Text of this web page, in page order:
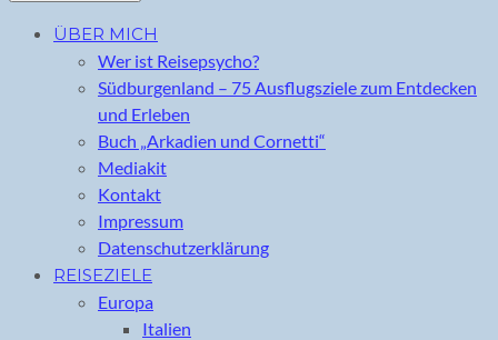
ÜBER MICH
Wer ist Reisepsycho?
Südburgenland – 75 Ausflugsziele zum Entdecken
und Erleben
Buch „Arkadien und Cornetti“
Mediakit
Kontakt
Impressum
Datenschutzerklärung
REISEZIELE
Europa
Italien